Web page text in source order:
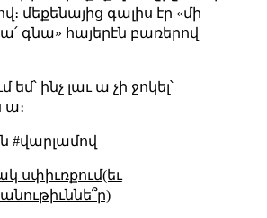
մեքենայից գալիս էր «մի
գնա» հայերէն բառերով
ինչ լաւ ա չի ջոկել՝
ա։
#վարլամով
սփիւռքում(եւ